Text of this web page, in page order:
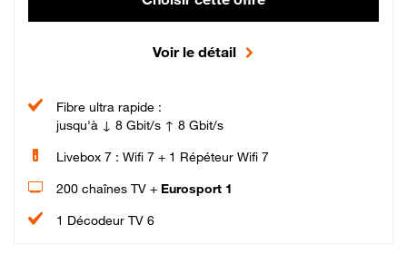
Voir le détail
Fibre ultra rapide :
jusqu'à ↓ 8 Gbit/s ↑ 8 Gbit/s
Livebox 7 : Wifi 7 + 1 Répéteur Wifi 7
200 chaînes TV + Eurosport 1
1 Décodeur TV 6